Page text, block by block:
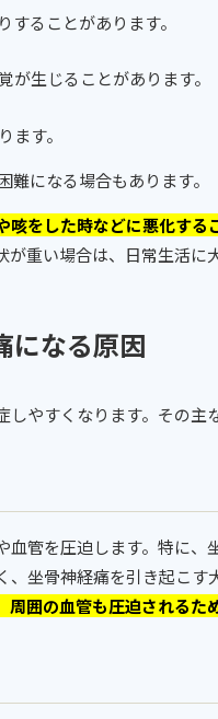
ることがあります。
生じることがあります。
ます。
になる場合もあります。
咳をした時などに悪化する
が重い場合は、日常生活に
になる原因
やすくなります。その主
管を圧迫します。特に、
、坐骨神経痛を引き起こす
囲の血管も圧迫されるた